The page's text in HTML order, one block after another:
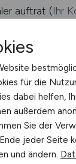
auftrat (Ihr
für die
dabei helfen,
außerdem
Sie der
jeder Seite
und ändern.